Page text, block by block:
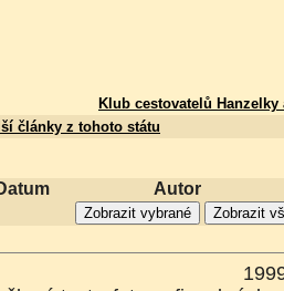
Klub cestovatelů
články z tohoto státu
Autor